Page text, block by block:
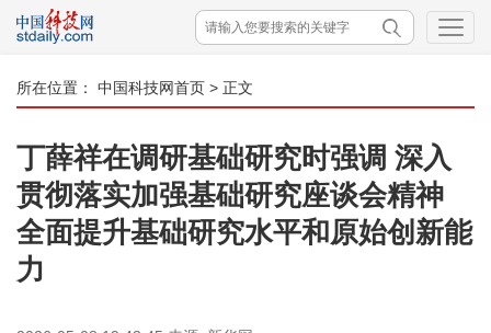
所在位置： 中国科技网首页 > 正文
丁薛祥在调研基础研究时强调 深入
贯彻落实加强基础研究座谈会精神
全面提升基础研究水平和原始创新能
力